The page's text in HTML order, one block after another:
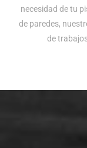
necesidad de tu
de paredes,
de